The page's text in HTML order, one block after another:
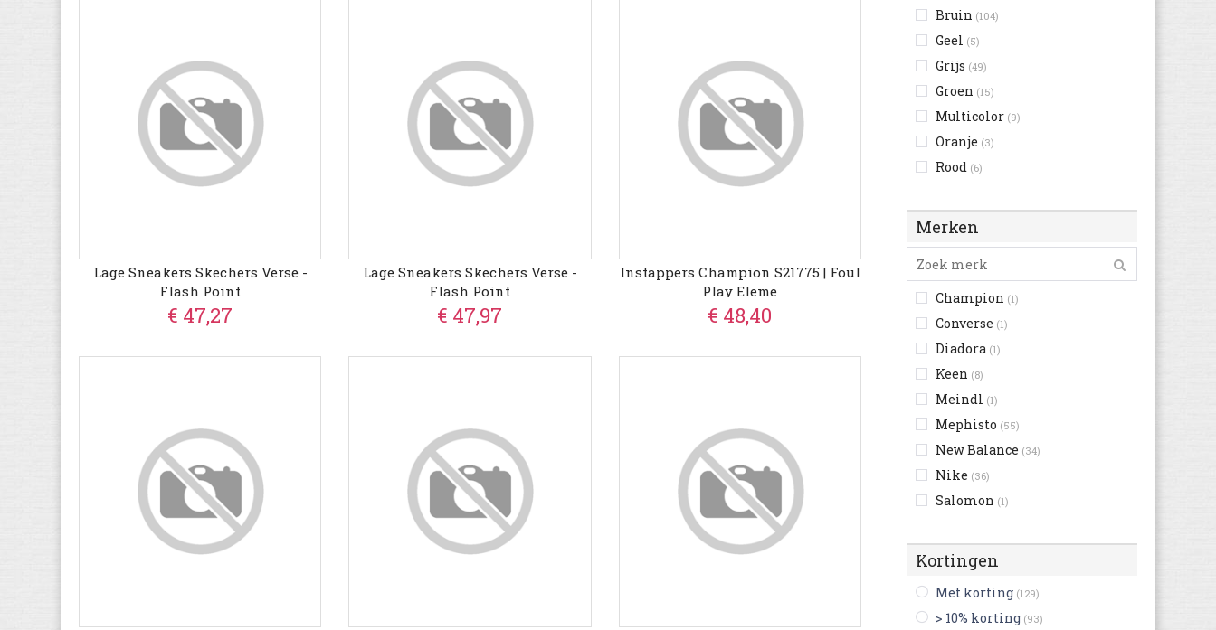
Bruin (104)
Geel (5)
Grijs (49)
Groen (15)
Multicolor (9)
Oranje (3)
Rood (6)
Wit
Zilver(1)
Zwart(193)
Merken
Champion (1)
Converse (1)
Diadora (1)
Keen (8)
Meindl (1)
Mephisto (55)
New Balance (34)
Nike (36)
Salomon (1)
Timberland
Kortingen
Met korting (129)
> 10% korting (93)
Lage Sneakers Skechers Verse -
Flash Point
€ 47,27
Lage Sneakers Skechers Verse -
Flash Point
€ 47,97
Instappers Champion S21775 | Foul
Play Eleme
€ 48,40